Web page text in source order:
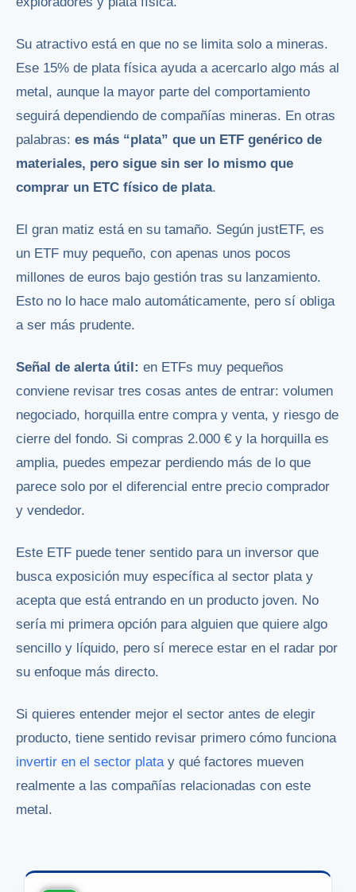
Su atractivo está en que no se limita solo a mineras.
Ese 15% de plata física ayuda a acercarlo algo más al
metal, aunque la mayor parte del comportamiento
seguirá dependiendo de compañías mineras. En otras
palabras: es más “plata” que un ETF genérico de
materiales, pero sigue sin ser lo mismo que
comprar un ETC físico de plata.
El gran matiz está en su tamaño. Según justETF, es
un ETF muy pequeño, con apenas unos pocos
millones de euros bajo gestión tras su lanzamiento.
Esto no lo hace malo automáticamente, pero sí obliga
a ser más prudente.
Señal de alerta útil: en ETFs muy pequeños
conviene revisar tres cosas antes de entrar: volumen
negociado, horquilla entre compra y venta, y riesgo de
cierre del fondo. Si compras 2.000 € y la horquilla es
amplia, puedes empezar perdiendo más de lo que
parece solo por el diferencial entre precio comprador
y vendedor.
Este ETF puede tener sentido para un inversor que
busca exposición muy específica al sector plata y
acepta que está entrando en un producto joven. No
sería mi primera opción para alguien que quiere algo
sencillo y líquido, pero sí merece estar en el radar por
su enfoque más directo.
Si quieres entender mejor el sector antes de elegir
producto, tiene sentido revisar primero cómo funciona
invertir en el sector platay qué factores mueven
realmente a las compañías relacionadas con este
metal.